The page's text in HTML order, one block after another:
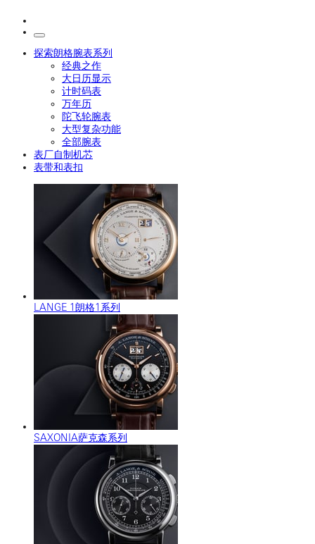
探索朗格腕表系列
经典之作
大日历显示
计时码表
万年历
陀飞轮腕表
大型复杂功能
全部腕表
表厂自制机芯
表带和表扣
LANGE 1朗格1系列
SAXONIA萨克森系列